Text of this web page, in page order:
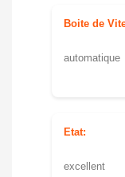
Boite de
automatique
Etat:
excellent